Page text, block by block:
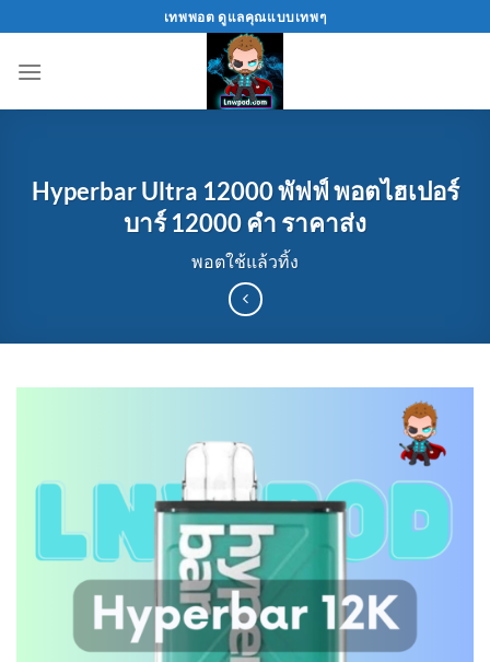
to
content
เทพพอต ดูแลคุณแบบเทพๆ
Hyperbar Ultra 12000 พัฟฟ์ พอตไฮเปอร์
บาร์ 12000 คำ ราคาส่ง
พอตใช้แล้วทิ้ง